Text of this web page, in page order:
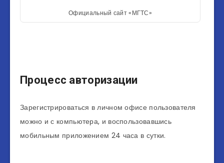
Официальный сайт «МГТС»
Процесс авторизации
Зарегистрироваться в личном офисе пользователя
можно и с компьютера, и воспользовавшись
мобильным приложением 24 часа в сутки.